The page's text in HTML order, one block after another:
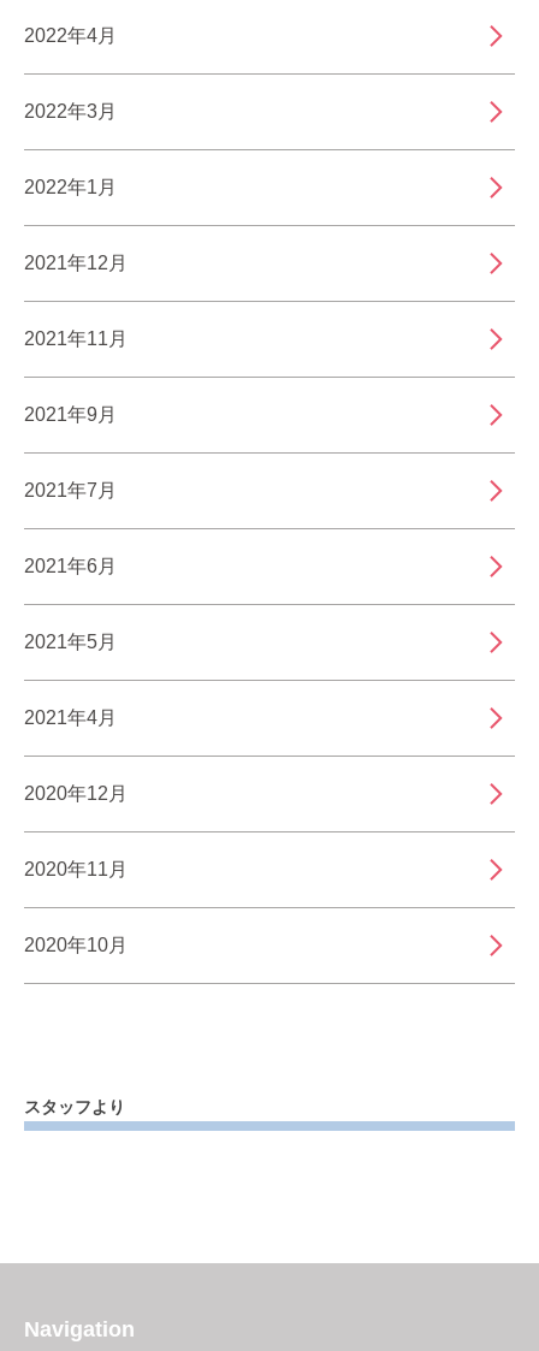
2022年4月
2022年3月
2022年1月
2021年12月
2021年11月
2021年9月
2021年7月
2021年6月
2021年5月
2021年4月
2020年12月
2020年11月
2020年10月
スタッフより
Navigation